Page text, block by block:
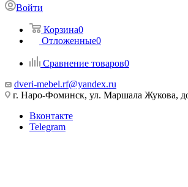
Войти
Корзина0
Отложенные0
Сравнение товаров0
dveri-mebel.rf@yandex.ru
г. Наро-Фоминск, ул. Маршала Жукова,
Вконтакте
Telegram